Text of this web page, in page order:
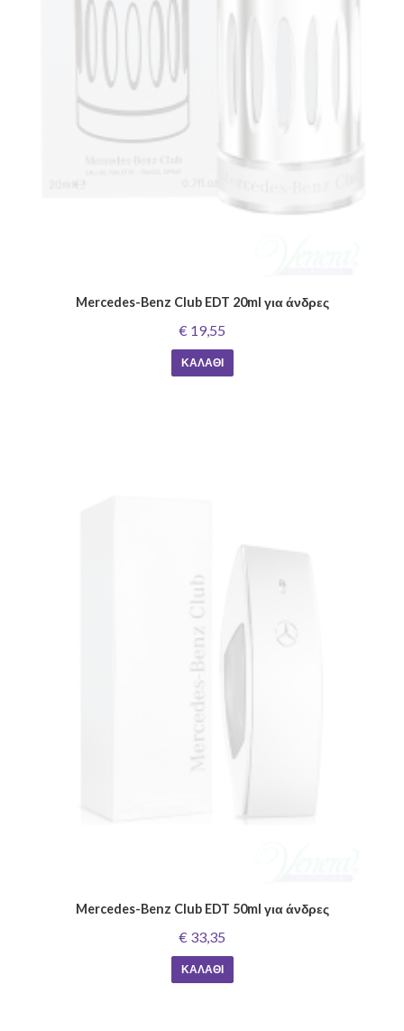
Mercedes-Benz Club EDT 20ml για άνδρες
€ 19,55
ΚΑΛΆΘΙ
Mercedes-Benz Club EDT 50ml για άνδρες
€ 33,35
ΚΑΛΆΘΙ